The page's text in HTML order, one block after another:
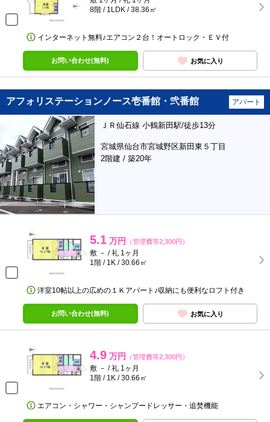
8階 / 1LDK / 38.36㎡
インターネット無料♪エアコン２台！オートロック・ＥＶ付
お問い合わせ(無料) お気に入り
アフォリステーションノース壱番館・弐番館 アパート
ＪＲ仙石線 小鶴新田駅/徒歩13分
宮城県仙台市宮城野区新田東５丁目
2階建 / 築20年
5.1 万円 （管理費等2,300円）
敷 － / 礼 1ヶ月
1階 / 1K / 30.66㎡
洋室10帖以上の広めの１Ｋアパート♪収納にも便利なロフト付き
お問い合わせ(無料) お気に入り
4.9 万円 （管理費等2,300円）
敷 － / 礼 1ヶ月
1階 / 1K / 30.66㎡
エアコン・シャワー・シャンプードレッサー・追焚機能